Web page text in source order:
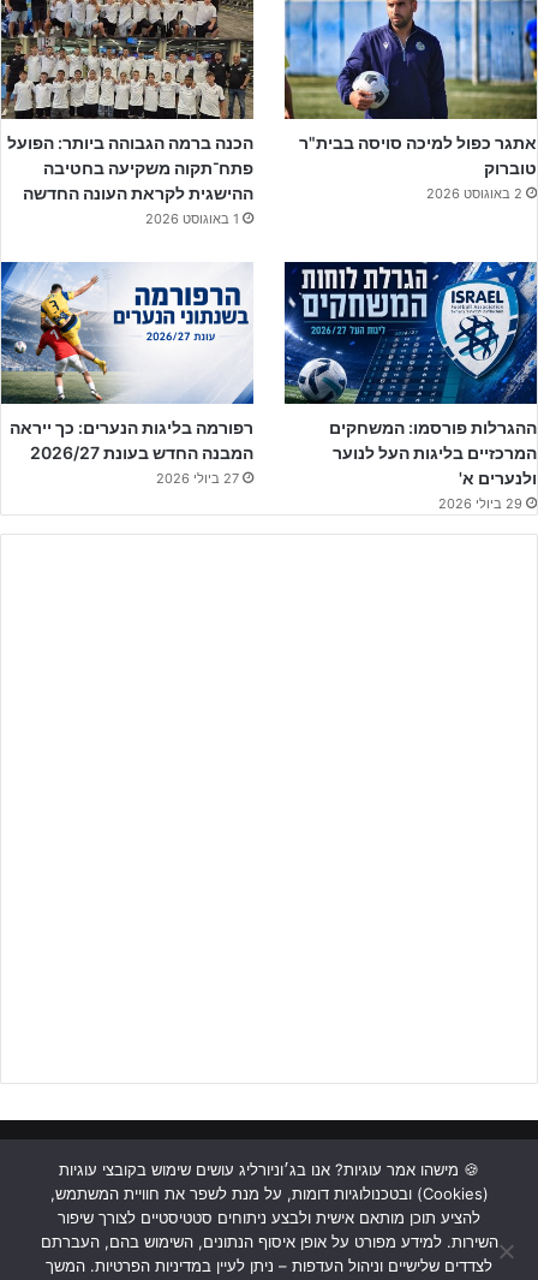
אתגר כפול למיכה סויסה בבית"ר
טוברוק
2 באוגוסט 2026
הכנה ברמה הגבוהה ביותר: הפועל
פתח־תקוה משקיעה בחטיבה
ההישגית לקראת העונה החדשה
1 באוגוסט 2026
ההגרלות פורסמו: המשחקים
המרכזיים בליגות העל לנוער
ולנערים א'
29 ביולי 2026
רפורמה בליגות הנערים: כך ייראה
המבנה החדש בעונת 2026/27
27 ביולי 2026
ראשי כתבות תכנים מקצועיים תנאי שימוש
מדיניות אבטחה
כתבו לנו
Facebook
YouTube
Instagram
🍪 מישהו אמר עוגיות? אנו בג׳וניורליג עושים שימוש בקובצי עוגיות
(Cookies) ובטכנולוגיות דומות, על מנת לשפר את חוויית המשתמש,
להציע תוכן מותאם אישית ולבצע ניתוחים סטטיסטיים לצורך שיפור
השירות. למידע מפורט על אופן איסוף הנתונים, השימוש בהם, העברתם
לצדדים שלישיים וניהול העדפות – ניתן לעיין במדיניות הפרטיות. המשך